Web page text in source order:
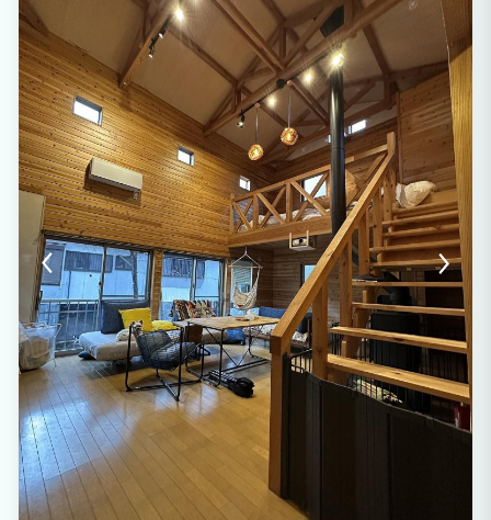
料。小学生は一律5500円、中学生以上は大人料金となります。 ※6月〜10月はハイシ
ーズンのため一律15,500円を追加で頂戴いたします。 ※冬季(11月〜5月)は燃料、水抜
き、その他特別清掃代金とし12,800円頂戴いたします。 ---------------- 〈 オプション料
金 〉予約リクエスト時にオプションよりご選択ください。 ⚫︎テントサウナ利用料 税込
5,500円/組 プランにはテントサウナ用の薪と、ロウリュウ用に水上の地で蒸留された
杉の葉の精油1瓶が含まれます。 ＊こちらで提供した薪以外をストーブで燃やすのはご
遠慮ください ⚫︎ペット同伴料(無料で利用できるアメニティ/グッズ多数)税込5,500円/
頭